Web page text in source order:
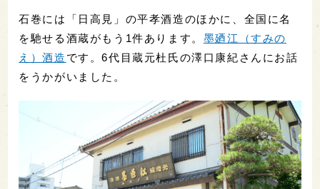
石巻には「日高見」の平孝酒造のほかに、全国に名
を馳せる酒蔵がもう1件あります。 墨廼江（すみの
え）酒造 です。6代目蔵元杜氏の澤口康紀さんにお話
をうかがいました。